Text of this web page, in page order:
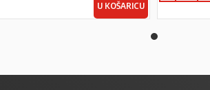
U KOŠARICU